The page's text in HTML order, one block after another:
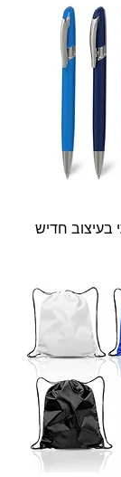
בעיצוב חדיש